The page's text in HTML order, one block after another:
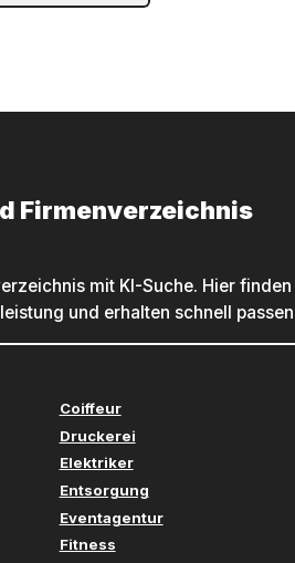
Firmenverzeichnis
mit KI-Suche. Hier finden
und erhalten schnell
Coiffeur
Druckerei
Elektriker
Entsorgung
Eventagentur
Fitness